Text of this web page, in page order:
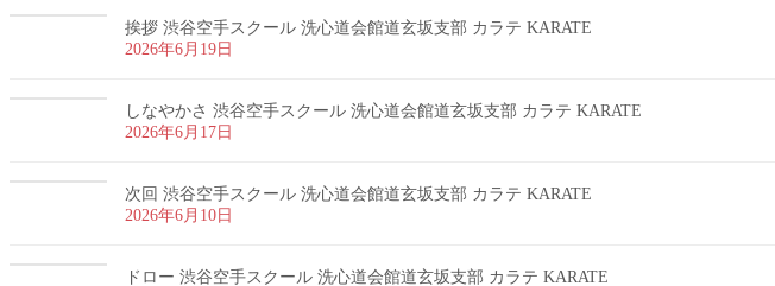
挨拶 渋谷空手スクール 洗心道会館道玄坂支部 カラテ KARATE
2026年6月19日
しなやかさ 渋谷空手スクール 洗心道会館道玄坂支部 カラテ KARATE
2026年6月17日
次回 渋谷空手スクール 洗心道会館道玄坂支部 カラテ KARATE
2026年6月10日
ドロー 渋谷空手スクール 洗心道会館道玄坂支部 カラテ KARATE